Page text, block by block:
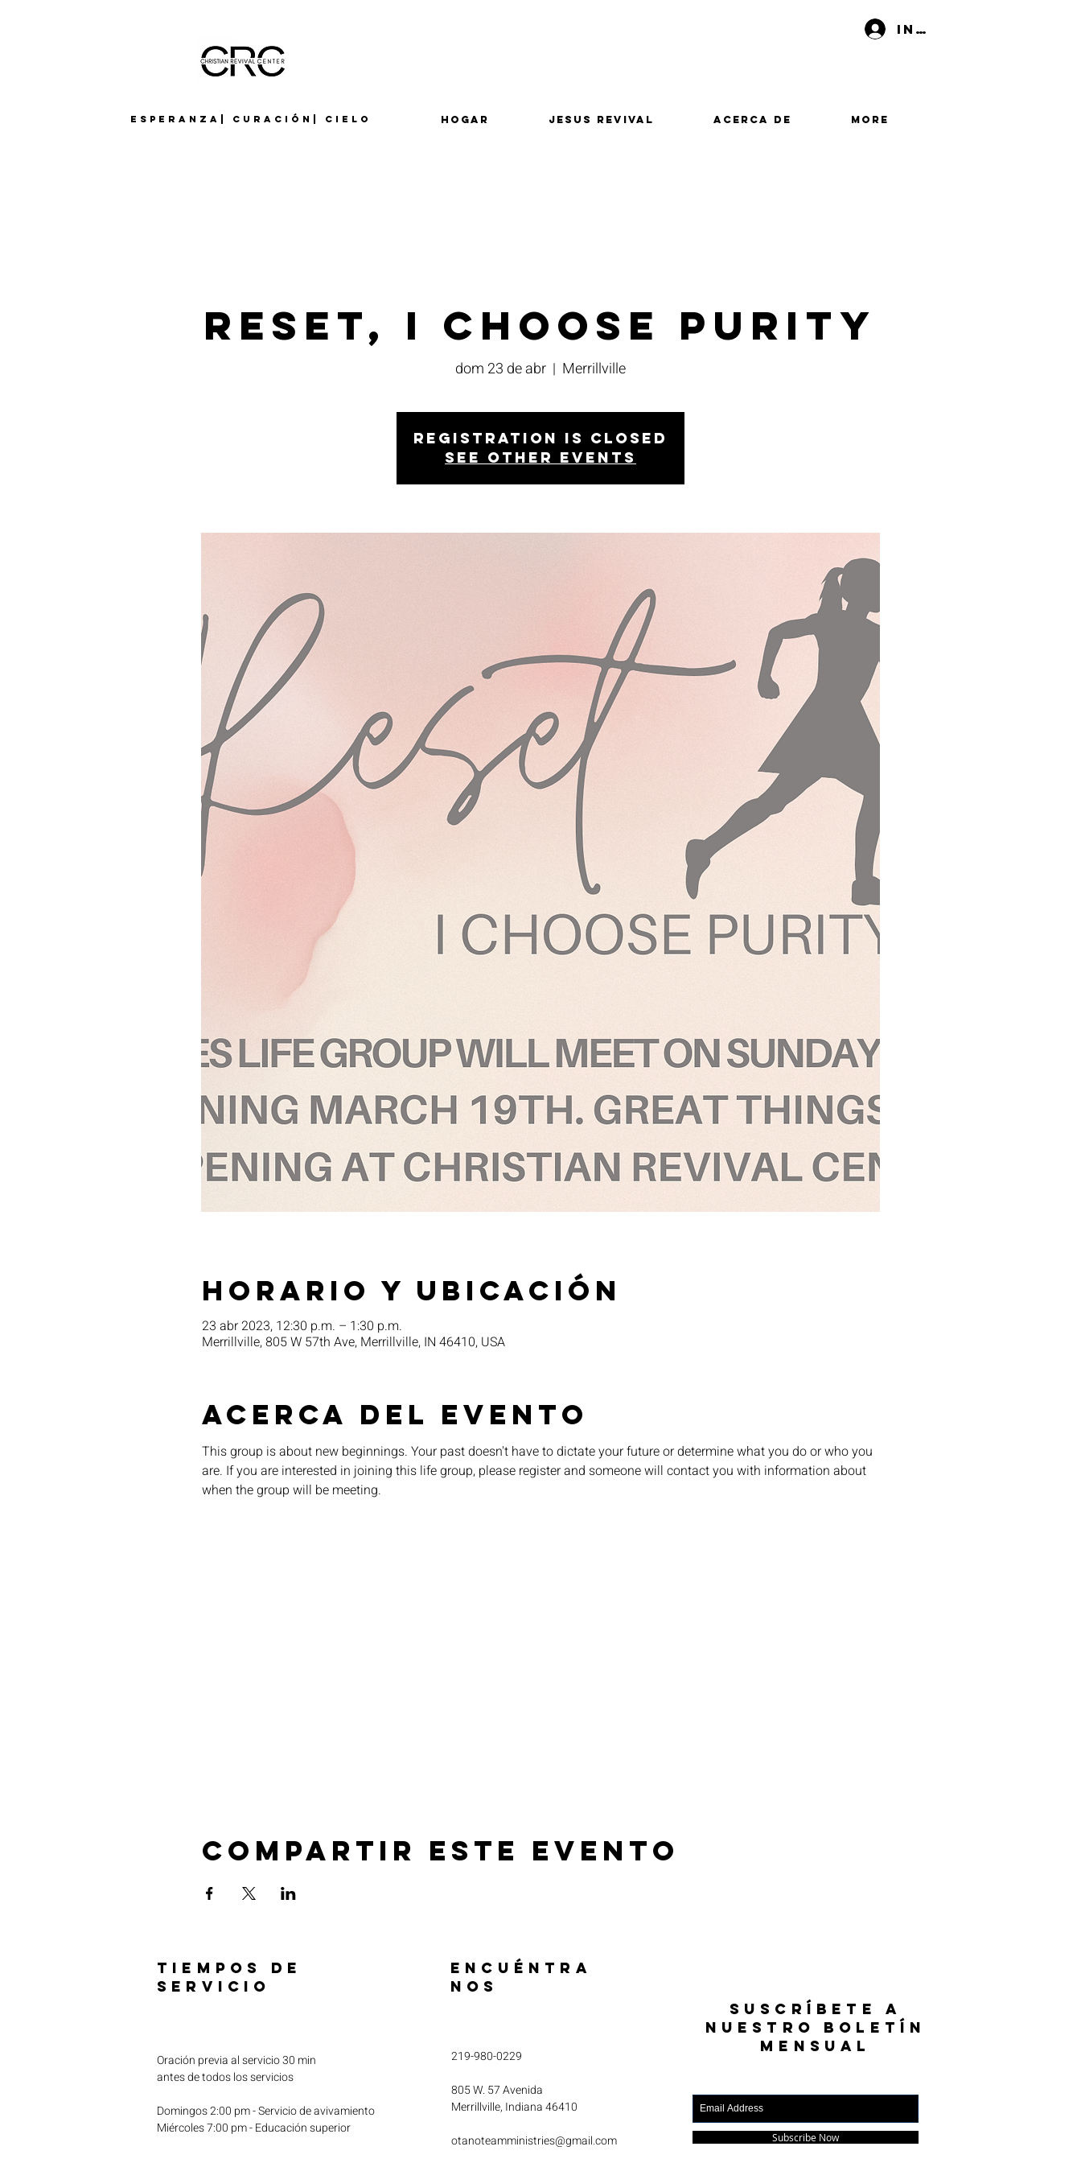
Esperanza| Curación| Cielo
Iniciar sesión
Hogar Jesus Revival Acerca de More
Reset, I Choose Purity
dom 23 de abr
  |
Merrillville
Registration is closed
See other events
Horario y ubicación
23 abr 2023, 12:30 p.m. – 1:30 p.m.
Merrillville, 805 W 57th Ave, Merrillville, IN 46410, USA
Acerca del evento
This group is about new beginnings. Your past doesn't have to dictate your future or determine what you do or who you
are. If you are interested in joining this life group, please register and someone will contact you with information about
when the group will be meeting.
Compartir este evento
TIEMPOS DE
SERVICIO
Oración previa al servicio 30 min
antes de todos los servicios
Domingos 2:00 pm - Servicio de avivamiento
Miércoles 7:00 pm - Educación superior
ENCUÉNTRA
NOS
219-980-0229
805 W. 57 Avenida
Merrillville, Indiana 46410
otanoteamministries@gmail.com
SUSCRÍBETE A
NUESTRO BOLETÍN
MENSUAL
Subscribe Now